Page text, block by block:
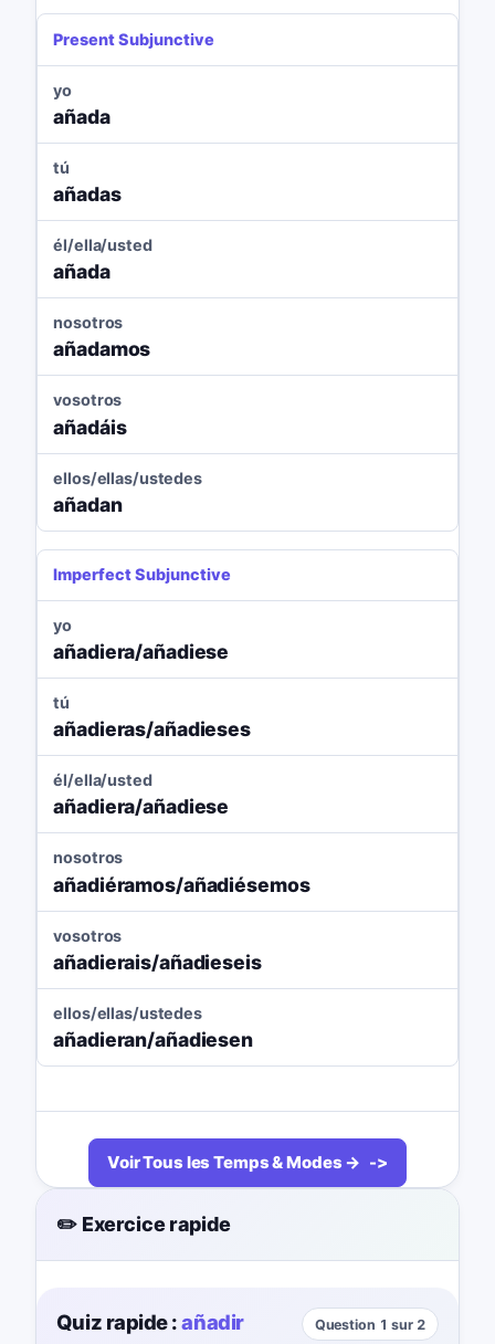
Present Subjunctive
yo
añada
tú
añadas
él/ella/usted
añada
nosotros
añadamos
vosotros
añadáis
ellos/ellas/ustedes
añadan
Imperfect Subjunctive
yo
añadiera/añadiese
tú
añadieras/añadieses
él/ella/usted
añadiera/añadiese
nosotros
añadiéramos/añadiésemos
vosotros
añadierais/añadieseis
ellos/ellas/ustedes
añadieran/añadiesen
Voir Tous les Temps & Modes →
✏️ Exercice rapide
Quiz rapide : añadir Question 1 sur 2